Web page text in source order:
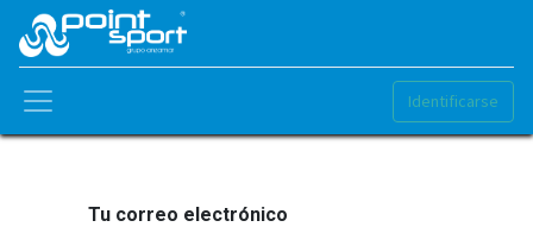
Identificarse
Tu correo electrónico